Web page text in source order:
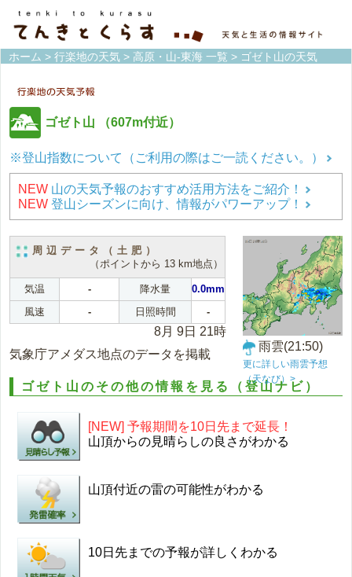
ホーム > 行楽地の天気 > 高原・山-東海 一覧 > ゴゼト山の天気
ゴゼト山 （607m付近）
※登山指数について（ご利用の際はご一読ください。）
NEW 山の天気予報のおすすめ活用方法をご紹介！
NEW 登山シーズンに向け、情報がパワーアップ！
周辺データ（土肥）
（ポイントから 13 km地点）
気温 - 降水量
0.0mm
風速
- 日照時間 -
8月 9日 21時
気象庁アメダス地点のデータを掲載
雨雲(21:50)
更に詳しい雨雲予想
（天なび）>
ゴゼト山のその他の情報を見る（登山ナビ）
[NEW] 予報期間を10日先まで延長！
山頂からの見晴らしの良さがわかる
山頂付近の雷の可能性がわかる
10日先までの予報が詳しくわかる